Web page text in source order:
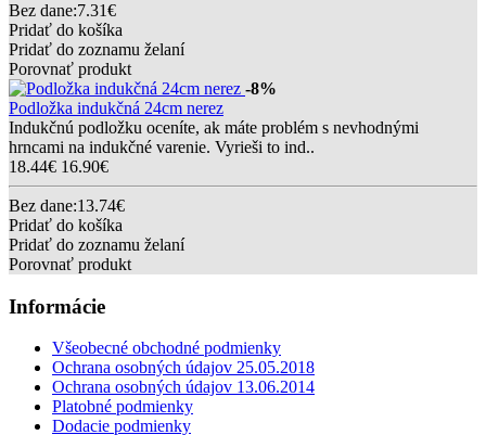
Bez dane:7.31€
Pridať do košíka
Pridať do zoznamu želaní
Porovnať produkt
-8%
Podložka indukčná 24cm nerez
Indukčnú podložku oceníte, ak máte problém s nevhodnými
hrncami na indukčné varenie. Vyrieši to ind..
18.44€ 16.90€
Bez dane:13.74€
Pridať do košíka
Pridať do zoznamu želaní
Porovnať produkt
Informácie
Všeobecné obchodné podmienky
Ochrana osobných údajov 25.05.2018
Ochrana osobných údajov 13.06.2014
Platobné podmienky
Dodacie podmienky